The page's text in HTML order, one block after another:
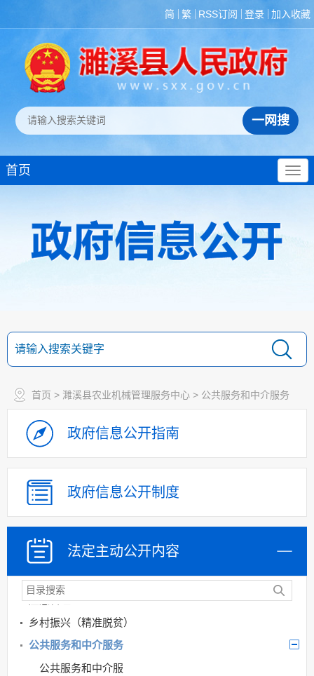
简 繁 RSS订阅 登录 加入收藏
首页
首页 > 濉溪县农业机械管理服务中心 > 公共服务和中介服务
政府信息公开指南
政府信息公开制度
法定主动公开内容
政策法规
重大决策预公开
规划计划
建议提案办理
人事信息
财政资金
应急管理
乡村振兴（精准脱贫）
公共服务和中介服务
公共服务和中介服